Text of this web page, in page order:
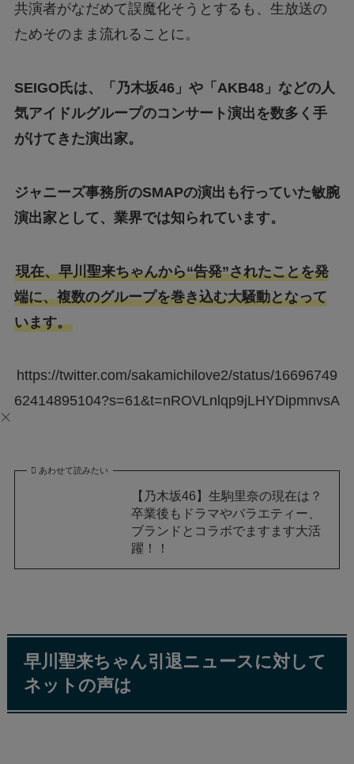
共演者がなだめて誤魔化そうとするも、生放送の
ためそのまま流れることに。
SEIGO氏は、「乃木坂46」や「AKB48」などの人
気アイドルグループのコンサート演出を数多く手
がけてきた演出家。
ジャニーズ事務所のSMAPの演出も行っていた敏腕
演出家として、業界では知られています。
現在、早川聖来ちゃんから“告発”されたことを発
端に、複数のグループを巻き込む大騒動となって
います。
https://twitter.com/sakamichilove2/status/16696749
62414895104?s=61&t=nROVLnlqp9jLHYDipmnvsA
あわせて読みたい
【乃木坂46】生駒里奈の現在は？
卒業後もドラマやバラエティー、
ブランドとコラボでますます大活
躍！！
早川聖来ちゃん引退ニュースに対して
ネットの声は